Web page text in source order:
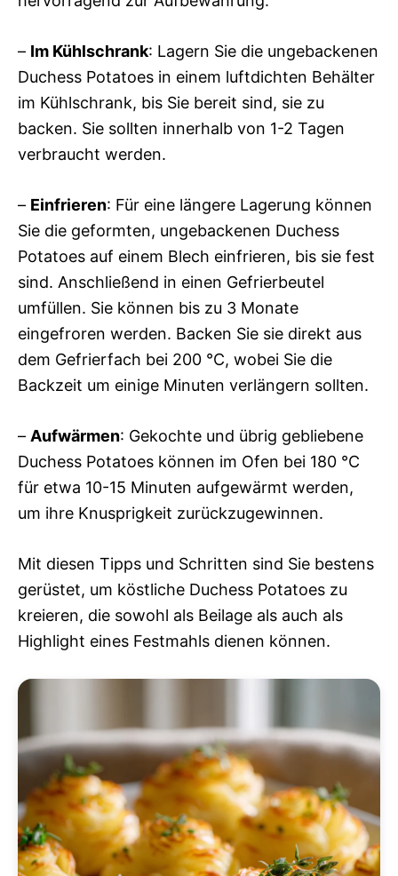
– Im Kühlschrank: Lagern Sie die ungebackenen
Duchess Potatoes in einem luftdichten Behälter
im Kühlschrank, bis Sie bereit sind, sie zu
backen. Sie sollten innerhalb von 1-2 Tagen
verbraucht werden.
– Einfrieren: Für eine längere Lagerung können
Sie die geformten, ungebackenen Duchess
Potatoes auf einem Blech einfrieren, bis sie fest
sind. Anschließend in einen Gefrierbeutel
umfüllen. Sie können bis zu 3 Monate
eingefroren werden. Backen Sie sie direkt aus
dem Gefrierfach bei 200 °C, wobei Sie die
Backzeit um einige Minuten verlängern sollten.
– Aufwärmen: Gekochte und übrig gebliebene
Duchess Potatoes können im Ofen bei 180 °C
für etwa 10-15 Minuten aufgewärmt werden,
um ihre Knusprigkeit zurückzugewinnen.
Mit diesen Tipps und Schritten sind Sie bestens
gerüstet, um köstliche Duchess Potatoes zu
kreieren, die sowohl als Beilage als auch als
Highlight eines Festmahls dienen können.